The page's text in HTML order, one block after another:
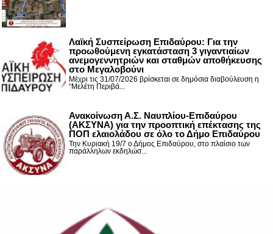
Λαϊκή Συσπείρωση Επιδαύρου: Για την
προωθούμενη εγκατάσταση 3 γιγαντιαίων
ανεμογεννητριών και σταθμών αποθήκευσης
στο Μεγαλοβούνι
Μέχρι τις 31/07/2026 βρίσκεται σε δημόσια διαβούλευση η
“Μελέτη Περιβά...
Ανακοίνωση Α.Σ. Ναυπλίου-Επιδαύρου
(ΑΚΣΥΝΑ) για την προοπτική επέκτασης της
ΠΟΠ ελαιολάδου σε όλο το Δήμο Επιδαύρου
Την Κυριακή 19/7 ο Δήμος Επιδαύρου, στο πλαίσιο των
παράλληλων εκδηλώσ...